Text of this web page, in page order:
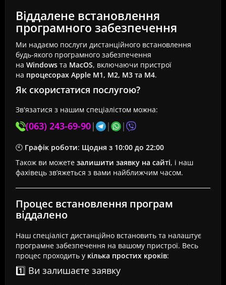
Віддалене встановлення
програмного забезпечення
Ми надаємо послуги дистанційного встановлення
будь-якого програмного забезпечення
на Windows та MacOS, включаючи пристрої
на процесорах Apple M1, M2, M3 та M4.
Як скористатися послугою?
Зв'язатися з нашим спеціалістом можна:
(063) 243-69-90| | |
🕙 Графік роботи: Щодня з 10:00 до 22:00
Також ви можете залишити заявку на сайті, і наш
фахівець зв’яжеться з вами найближчим часом.
Процес встановлення програм
віддалено
Наш спеціаліст дистанційно встановить та налаштує
програмне забезпечення на вашому пристрої. Весь
процес проходить у кілька простих кроків:
1️⃣ Ви залишаєте заявку